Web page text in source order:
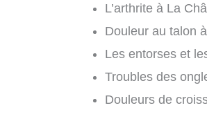
L’arthrite à La
Douleur au talon
Les entorses et
Troubles des
Douleurs de